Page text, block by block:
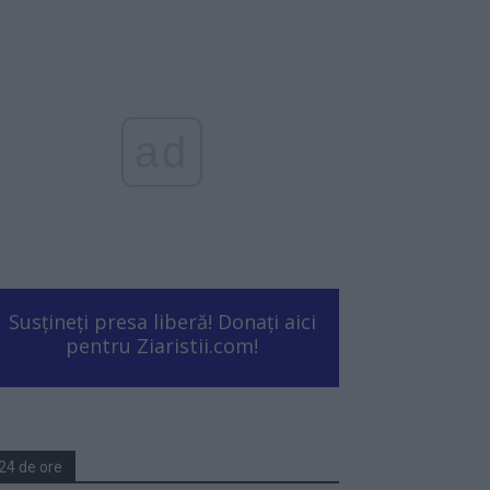
Susțineți presa liberă! Donați aici
pentru Ziaristii.com!
de ore